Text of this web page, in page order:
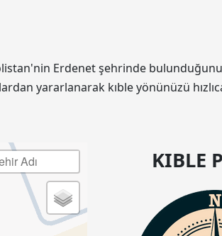
Erdenet şehrinde
yararlanarak kıble yönünüzü
KIBLE